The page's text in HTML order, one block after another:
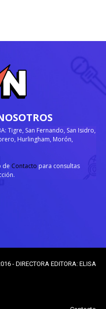
Tigre, San Fernando, San Isidro,
Hurlingham, Morón,
de Contacto para consultas
- DIRECTORA EDITORA: ELISA